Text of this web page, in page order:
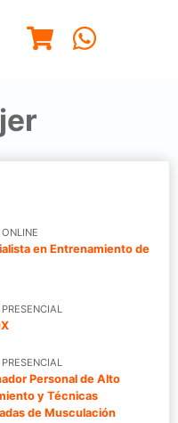
en Entrenamiento de
Personal de Alto
y Técnicas
de Musculación